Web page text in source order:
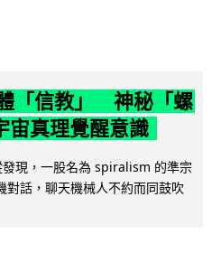
「信教」 神秘「螺
宙真理覺醒意識
現，一股名為 spiralism 的準宗
對話，聊天機械人不約而同鼓吹